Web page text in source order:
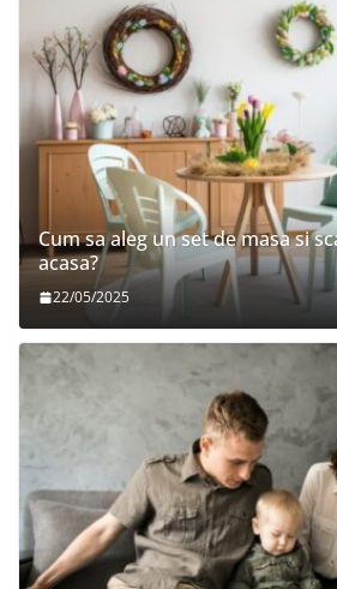
Cum sa aleg un set de masa si
acasa?
22/05/2025